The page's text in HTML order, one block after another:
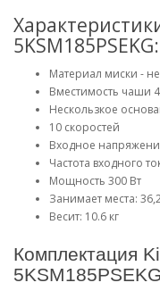
5KSM185PSEKG:
Материал миски -
Вместимость чаши
Нескользкое
10 скоростей
Входное
Частота входного
Мощность 300 Вт
Занимает места:
Весит: 10.6 кг
Комплектация